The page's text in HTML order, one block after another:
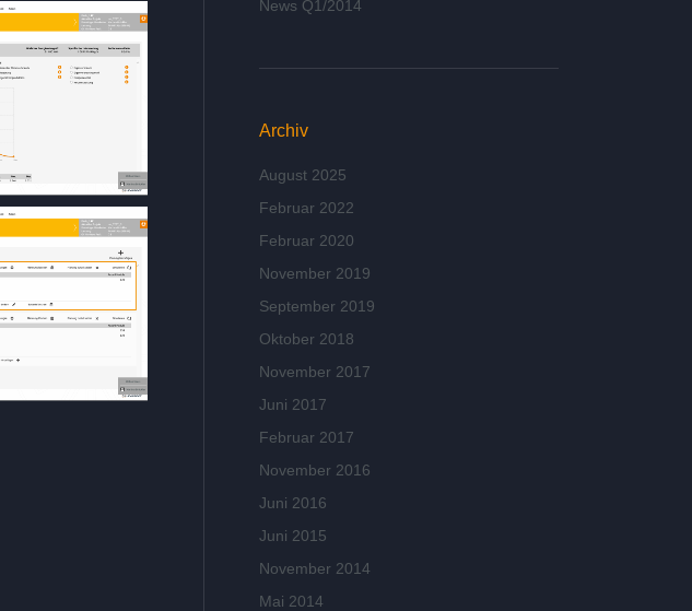
News Q1/2014
Archiv
August 2025
Februar 2022
Februar 2020
November 2019
September 2019
Oktober 2018
November 2017
Juni 2017
Februar 2017
November 2016
Juni 2016
Juni 2015
November 2014
Mai 2014